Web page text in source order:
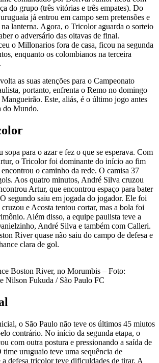
do grupo (três vitórias e três empates). Do
já entrou em campo sem pretensões e
lanterna. Agora, o Tricolor aguarda o sorteio
o adversário das oitavas de final.
o Millonarios fora de casa, ficou na segunda
enquanto os colombianos na terceira
as suas atenções para o Campeonato
portanto, enfrenta o Remo no domingo
Este, aliás, é o último jogo antes
do Mundo.
sopa para o azar e fez o que se esperava. Com
o Tricolor foi dominante do início ao fim
o caminho da rede. O camisa 37
Aos quatro minutos, André Silva cruzou
Artur, que encontrou espaço para bater
segundo saiu em jogada do jogador. Ele foi
e Acosta tentou cortar, mas a bola foi
Além disso, a equipe paulista teve a
André Silva e também com Calleri.
River quase não saiu do campo de defesa e
clara de gol.
Boston River, no Morumbis – Foto:
Nilson Fukuda / São Paulo FC
o São Paulo não teve os últimos 45 miutos
contrário. No início da segunda etapa, o
com outra postura e pressionando a saída de
time uruguaio teve uma sequência de
a defesa tricolor teve dificuldades de tirar. A